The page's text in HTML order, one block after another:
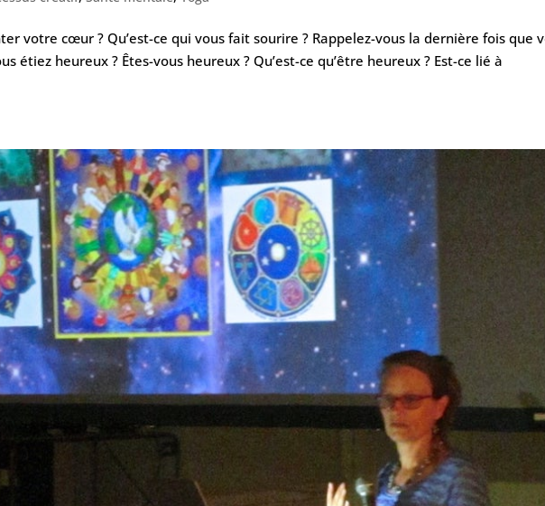
votre cœur ? Qu’est-ce qui vous fait sourire ? Rappelez-vous la dernière fois que
étiez heureux ? Êtes-vous heureux ? Qu’est-ce qu’être heureux ? Est-ce lié à